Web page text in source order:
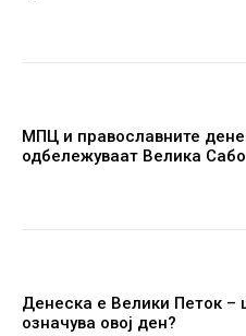
МПЦ и православните
одбележуваат Велика
Денеска е Велики Петок –
означува овој ден?